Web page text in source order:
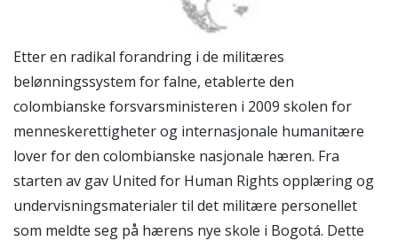
Etter en radikal forandring i de militæres
belønningssystem for falne, etablerte den
colombianske forsvarsministeren i 2009 skolen for
menneskerettigheter og internasjonale humanitære
lover for den colombianske nasjonale hæren. Fra
starten av gav United for Human Rights opplæring og
undervisningsmaterialer til det militære personellet
som meldte seg på hærens nye skole i Bogotá. Dette